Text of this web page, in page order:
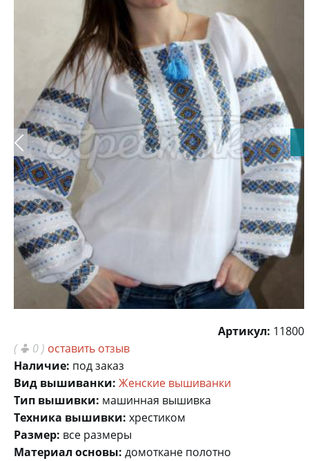
Артикул: 11800
(
0 ) оставить отзыв
Наличие: под заказ
Вид вышиванки: Женские вышиванки
Тип вышивки: машинная вышивка
Техника вышивки: хрестиком
Размер: все размеры
Материал основы: домоткане полотно